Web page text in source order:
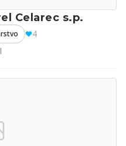
Celarec s.p.
4